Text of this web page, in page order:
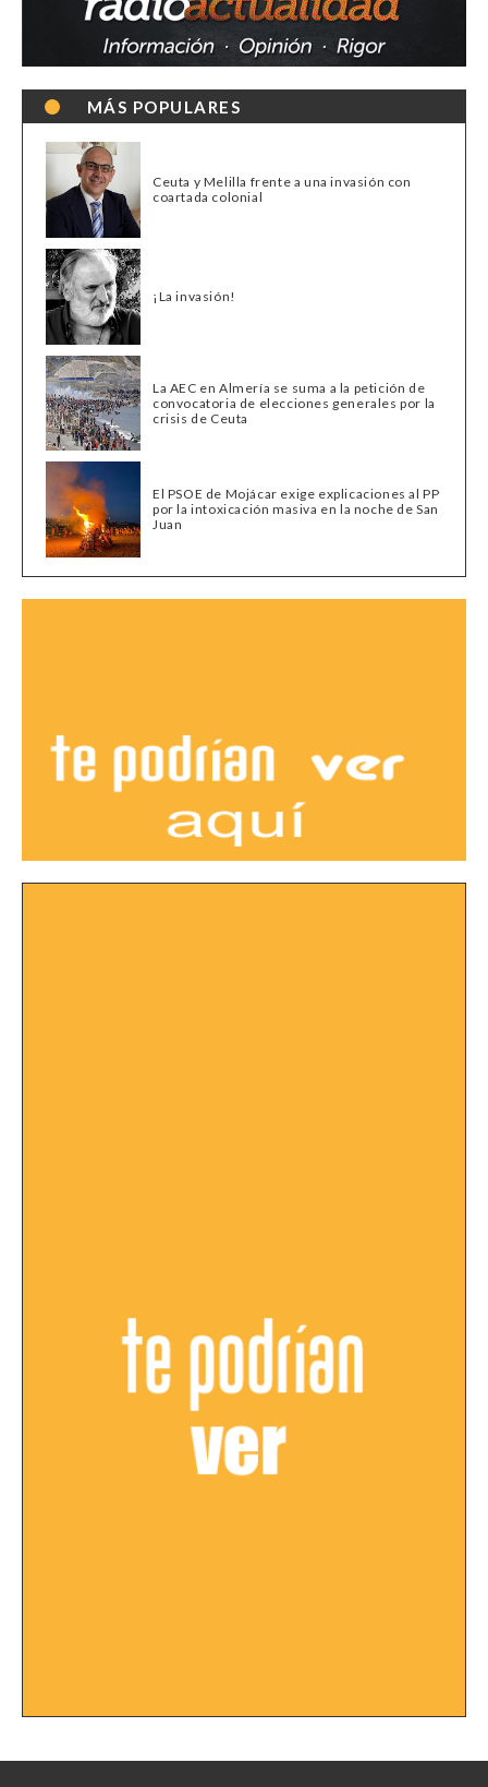
MÁS POPULARES
Ceuta y Melilla frente a una invasión con
coartada colonial
¡La invasión!
La AEC en Almería se suma a la petición de
convocatoria de elecciones generales por la
crisis de Ceuta
El PSOE de Mojácar exige explicaciones al PP
por la intoxicación masiva en la noche de San
Juan